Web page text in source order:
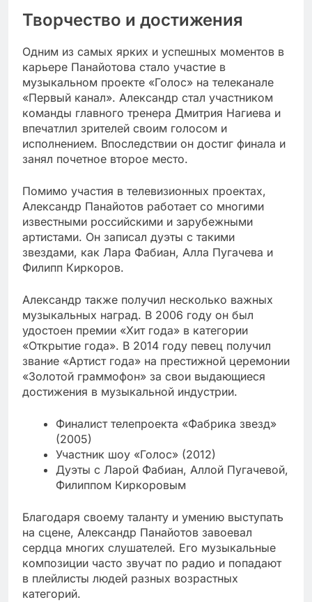
Творчество и достижения
Одним из самых ярких и успешных моментов в
карьере Панайотова стало участие в
музыкальном проекте «Голос» на телеканале
«Первый канал». Александр стал участником
команды главного тренера Дмитрия Нагиева и
впечатлил зрителей своим голосом и
исполнением. Впоследствии он достиг финала и
занял почетное второе место.
Помимо участия в телевизионных проектах,
Александр Панайотов работает со многими
известными российскими и зарубежными
артистами. Он записал дуэты с такими
звездами, как Лара Фабиан, Алла Пугачева и
Филипп Киркоров.
Александр также получил несколько важных
музыкальных наград. В 2006 году он был
удостоен премии «Хит года» в категории
«Открытие года». В 2014 году певец получил
звание «Артист года» на престижной церемонии
«Золотой граммофон» за свои выдающиеся
достижения в музыкальной индустрии.
Финалист телепроекта «Фабрика звезд»
(2005)
Участник шоу «Голос» (2012)
Дуэты с Ларой Фабиан, Аллой Пугачевой,
Филиппом Киркоровым
Благодаря своему таланту и умению выступать
на сцене, Александр Панайотов завоевал
сердца многих слушателей. Его музыкальные
композиции часто звучат по радио и попадают
в плейлисты людей разных возрастных
категорий.